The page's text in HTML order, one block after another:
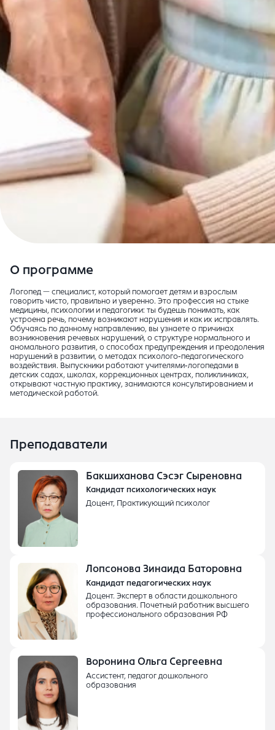
О программе
Логопед — специалист, который помогает детям и взрослым
говорить чисто, правильно и уверенно. Это профессия на стыке
медицины, психологии и педагогики: ты будешь понимать, как
устроена речь, почему возникают нарушения и как их исправлять.
Обучаясь по данному направлению, вы узнаете о причинах
возникновения речевых нарушений, о структуре нормального и
аномального развития, о способах предупреждения и преодоления
нарушений в развитии, о методах психолого-педагогического
воздействия. Выпускники работают учителями-логопедами в
детских садах, школах, коррекционных центрах, поликлиниках,
открывают частную практику, занимаются консультированием и
методической работой.
Преподаватели
Бакшиханова Сэсэг Сыреновна
Кандидат психологических наук
Доцент, Практикующий психолог
Лопсонова Зинаида Баторовна
Кандидат педагогических наук
Доцент. Эксперт в области дошкольного
образования. Почетный работник высшего
профессионального образования РФ
Воронина Ольга Сергеевна
Ассистент, педагог дошкольного
образования